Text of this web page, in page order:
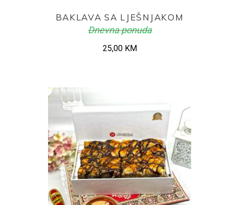
BAKLAVA SA LJEŠNJAKOM
Dnevna ponuda
25,00 KM